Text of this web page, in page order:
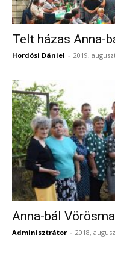
Telt házas Anna-
Hordósi Dániel - 2019,
Anna-bál
Adminisztrátor - 2018,